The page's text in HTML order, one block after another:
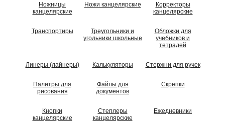
Ножницы
канцелярские
Ножи канцелярские
Корректоры
канцелярские
Транспортиры
Треугольники и
угольники школьные
Обложки для
учебников и
тетрадей
Линеры (лайнеры) Калькуляторы Стержни для ручек
Палитры для
рисования
Файлы для
документов
Скрепки
Кнопки
канцелярские
Степлеры
канцелярские
Ежедневники